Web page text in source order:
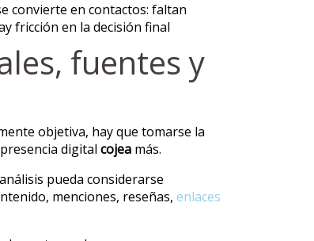
convierte en contactos: faltan
fricción en la decisión final
fuentes y
objetiva, hay que tomarse la
digital cojea más.
pueda considerarse
menciones, reseñas, enlaces